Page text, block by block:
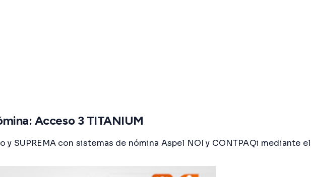
Acceso 3 TITANIUM
SUPREMA con sistemas de nómina Aspel NOI y CONTPAQi mediante